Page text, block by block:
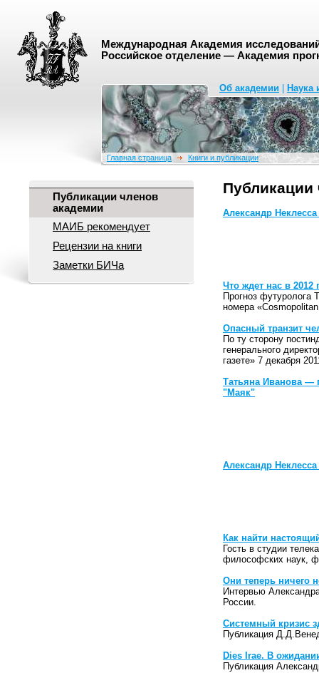
Международная Академия
Российское отделение — Академия
Об академии Наука
Главная страница Книги и публикации
Публикации членов
академии
МАИБ рекомендует
Рецензии на книги
Заметки БИЧа
Публикации
Александр
Что ждет нас в 2012
Прогноз футуролога
номера
Опасный транзит
По ту сторону
генерального
газете» 7 декабря
Татьяна Иванова —
"Маяк"
Александр
Как найти
Гость в студии
философских наук,
Они теперь ничего
Интервью
России.
Системный кризис
Публикация
Dies Irae. В
Публикация